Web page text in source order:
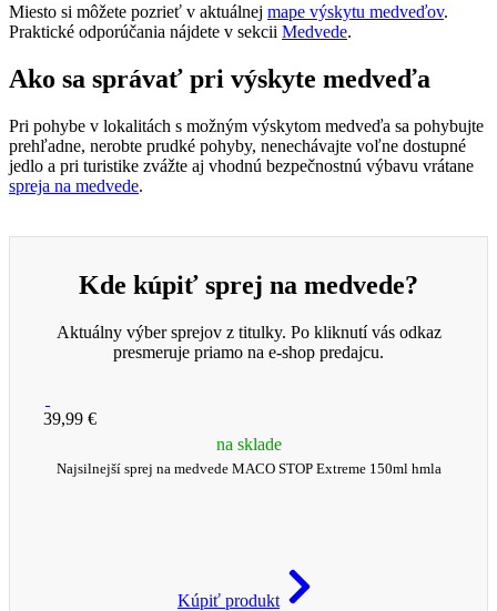
Miesto si môžete pozrieť v aktuálnej mape výskytu medveďov.
Praktické odporúčania nájdete v sekcii Medvede.
Ako sa správať pri výskyte medveďa
Pri pohybe v lokalitách s možným výskytom medveďa sa pohybujte
prehľadne, nerobte prudké pohyby, nenechávajte voľne dostupné
jedlo a pri turistike zvážte aj vhodnú bezpečnostnú výbavu vrátane
spreja na medvede.
Kde kúpiť sprej na medvede?
Aktuálny výber sprejov z titulky. Po kliknutí vás odkaz
presmeruje priamo na e-shop predajcu.
39,99 €
na sklade
Najsilnejší sprej na medvede MACO STOP Extreme 150ml hmla
Kúpiť produkt